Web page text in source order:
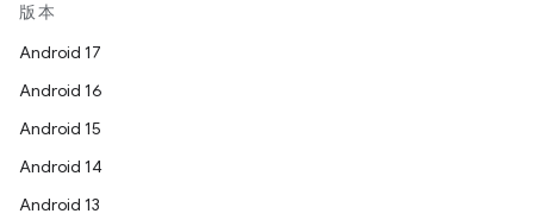
版本
Android 17
Android 16
Android 15
Android 14
Android 13